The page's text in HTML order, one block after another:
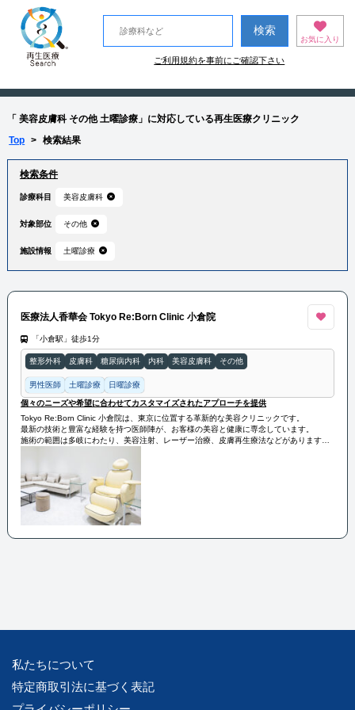
お気に入り
ご利用規約を事前にご確認下さい
「 美容皮膚科 その他 土曜診療」に対応している再生医療クリニック
Top > 検索結果
検索条件
診療科目 美容皮膚科
対象部位 その他
施設情報 土曜診療
医療法人香華会 Tokyo Re:Born Clinic 小倉院
「小倉駅」徒歩1分
整形外科 皮膚科 糖尿病内科 内科 美容皮膚科 その他
男性医師 土曜診療 日曜診療
個々のニーズや希望に合わせてカスタマイズされたアプローチを提供
Tokyo Re:Born Clinic 小倉院は、東京に位置する革新的な美容クリニックです。
最新の技術と豊富な経験を持つ医師陣が、お客様の美容と健康に専念しています。
施術の範囲は多岐にわたり、美容注射、レーザー治療、皮膚再生療法などがあります。
の満足度を追求しています。
私たちについて
特定商取引法に基づく表記